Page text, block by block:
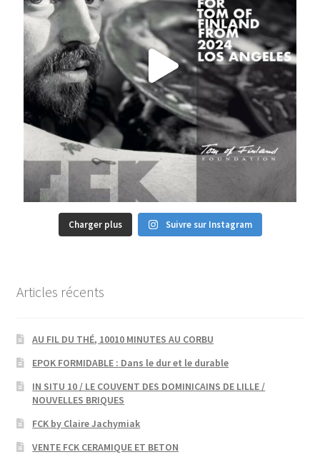
Charger plus Suivre sur Instagram
Articles récents
AU FIL DU THÉ, 10010 MINUTES AU CORBU
EPOK FORMIDABLE : Dans le dur et le durable
IN SITU 10 / LE COUVENT DES DOMINICAINS DE LILLE /
NOUVELLES BRIQUES
FCK by Claire Jachymiak
VENTE FCK CERAMIQUE ET BETON